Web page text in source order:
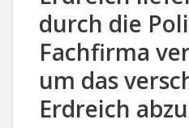
durch die
Fachfirma
um das
Erdreich